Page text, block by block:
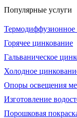
Популярные услуги
Термодиффузионное
Горячее цинкование
Гальваническое
Холодное
Опоры освещения
Изготовление
Порошковая